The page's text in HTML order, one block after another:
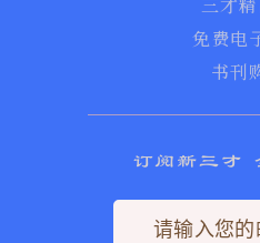
免费电
书刊
订阅新三才